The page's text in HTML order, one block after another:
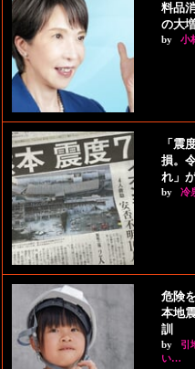
料品
の大
by 小
「震
損。
れ」
by 冷
危険
本地
訓
by
引
い…